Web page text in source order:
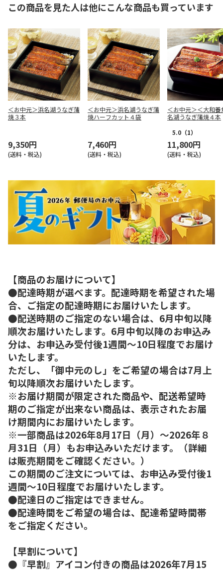
この商品を見た人は他にこんな商品も買っています
＜お中元＞浜名湖うなぎ蒲
焼３本
9,350円
(送料・税込)
＜お中元＞浜名湖うなぎ蒲
焼ハーフカット４袋
7,460円
(送料・税込)
＜お中元＞＜大和養
名湖うなぎ蒲焼４本
5.0 （1）
11,800円
(送料・税込)
【商品のお届けについて】
●配達時期が選べます。配達時期を希望された場
合、ご指定の配達時期にお届けいたします。
●配送時期のご指定のない場合は、6月中旬以降
順次お届けいたします。6月中旬以降のお申込み
分は、お申込み受付後1週間～10日程度でお届け
いたします。
ただし、「御中元のし」をご希望の場合は7月上
旬以降順次お届けいたします。
※お届け期間が限定された商品や、配送希望時
期のご指定が出来ない商品は、表示されたお届
け期間内にお届けいたします。
※一部商品は2026年8月17日（月）～2026年８
月31日（月）もお申込みいただけます。（詳細
は販売期間をご確認ください。）
この期間のご注文については、お申込み受付後1
週間～10日程度でお届けいたします。
●配達日のご指定はできません。
●配達時間をご希望の場合は、配達希望時間帯
をご指定ください。
【早割について】
●『早割』アイコン付きの商品は2026年7月15